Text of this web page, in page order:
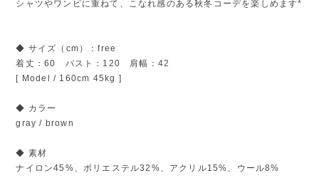
シャツやワンピに重ねて、こなれ感のある秋冬コーデを楽しめます*
◆ サイズ（cm）：free
着丈：60 バスト：120 肩幅：42
[ Model / 160cm 45kg ]
◆ カラー
gray / brown
◆ 素材
ナイロン45%、ポリエステル32%、アクリル15%、ウール8%